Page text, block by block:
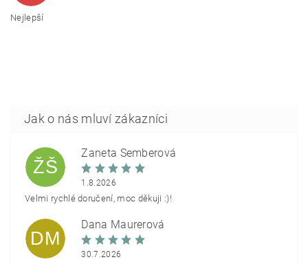
Nejlepší
ŽŠ
Žaneta Šemberová
1.8.2026
Velmi rychlé doručení, moc děkuji :)!
DM
Dana Maurerová
30.7.2026